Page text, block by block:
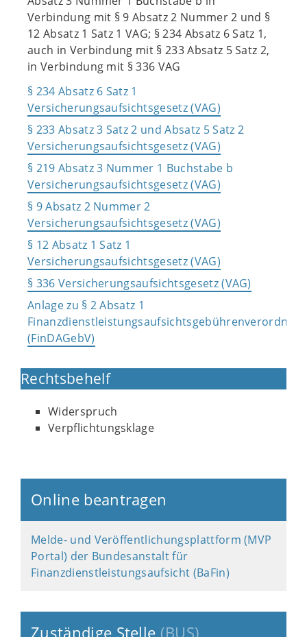
Verbindung mit § 9 Absatz 2 Nummer 2 und §
12 Absatz 1 Satz 1 VAG; § 234 Absatz 6 Satz 1,
auch in Verbindung mit § 233 Absatz 5 Satz 2,
in Verbindung mit § 336 VAG
§ 234 Absatz 6 Satz 1
Versicherungsaufsichtsgesetz (VAG)
§ 233 Absatz 3 Satz 2 und Absatz 5 Satz 2
Versicherungsaufsichtsgesetz (VAG)
§ 219 Absatz 3 Nummer 1 Buchstabe b
Versicherungsaufsichtsgesetz (VAG)
§ 9 Absatz 2 Nummer 2
Versicherungsaufsichtsgesetz (VAG)
§ 12 Absatz 1 Satz 1
Versicherungsaufsichtsgesetz (VAG)
§ 336 Versicherungsaufsichtsgesetz (VAG)
Anlage zu § 2 Absatz 1
(FinDAGebV)
Rechtsbehelf
Widerspruch
Verpflichtungsklage
Online beantragen
Melde- und Veröffentlichungsplattform (MVP
Portal) der Bundesanstalt für
Finanzdienstleistungsaufsicht (BaFin)
Zuständige Stelle (BUS)